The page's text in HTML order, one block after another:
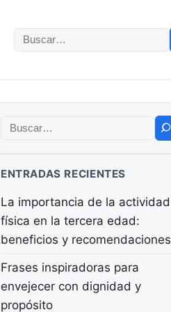
Buscar:
Buscar:
ENTRADAS RECIENTES
La importancia de la actividad
física en la tercera edad:
beneficios y recomendaciones
Frases inspiradoras para
envejecer con dignidad y
propósito